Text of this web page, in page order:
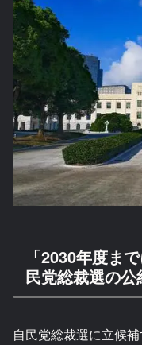
「2030年度ま
民党総裁選の公
自民党総裁選に立候